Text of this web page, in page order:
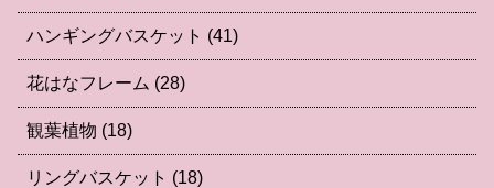
ハンギングバスケット (41)
花はなフレーム (28)
観葉植物 (18)
リングバスケット (18)